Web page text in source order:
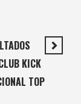
KICK
TOP